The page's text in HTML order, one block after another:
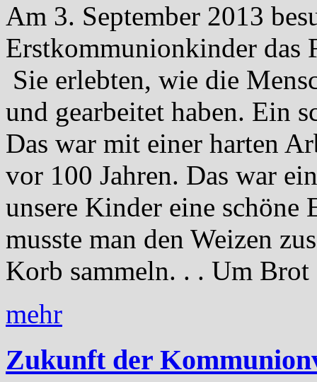
Am 3. September 2013
Erstkommunionkinder das
Sie erlebten, wie die
und gearbeitet haben. Ein
Das war mit einer harten
vor 100 Jahren. Das war
unsere Kinder eine schöne
musste man den Weizen
Korb sammeln. . . Um Brot
mehr
Zukunft der